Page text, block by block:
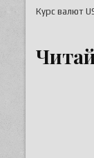
Курс валют